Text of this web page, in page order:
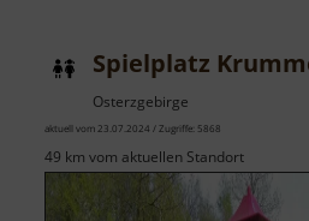
Spielplatz
Osterzgebirge
aktuell vom 23.07.2024 / Zugriffe: 5868
49 km vom aktuellen Standort